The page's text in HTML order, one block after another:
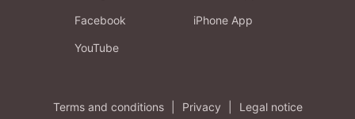
Facebook
YouTube
iPhone App
Terms and conditions Privacy Legal notice